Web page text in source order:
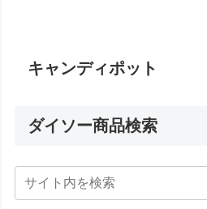
キャンディポット
ダイソー商品検索